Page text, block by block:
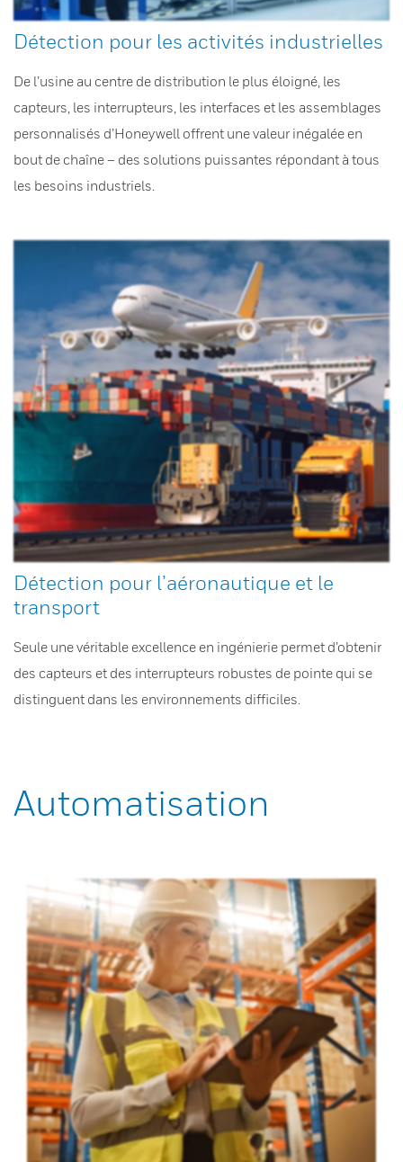
Détection pour les activités industrielles
De l’usine au centre de distribution le plus éloigné, les
capteurs, les interrupteurs, les interfaces et les assemblages
personnalisés d’Honeywell offrent une valeur inégalée en
bout de chaîne – des solutions puissantes répondant à tous
les besoins industriels.
Détection pour l’aéronautique et le
transport
Seule une véritable excellence en ingénierie permet d’obtenir
des capteurs et des interrupteurs robustes de pointe qui se
distinguent dans les environnements difficiles.
Automatisation